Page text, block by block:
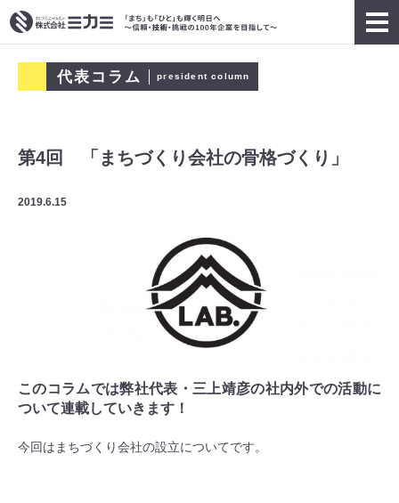
代表コラム president column
第4回 「まちづくり会社の骨格づくり」
2019.6.15
このコラムでは弊社代表・三上靖彦の社内外での活動に
ついて連載していきます！
今回はまちづくり会社の設立についてです。